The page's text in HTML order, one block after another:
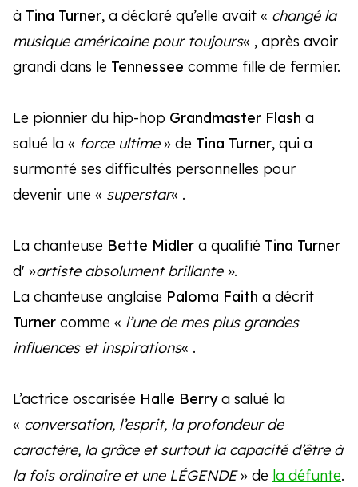
à Tina Turner, a déclaré qu’elle avait « changé la
musique américaine pour toujours« , après avoir
grandi dans le Tennessee comme fille de fermier.
Le pionnier du hip-hop Grandmaster Flash a
salué la « force ultime» de Tina Turner, qui a
surmonté ses difficultés personnelles pour
devenir une « superstar« .
La chanteuse Bette Midler a qualifié Tina Turner
d' »artiste absolument brillante ».
La chanteuse anglaise Paloma Faith a décrit
Turner comme « l’une de mes plus grandes
influences et inspirations« .
L’actrice oscarisée Halle Berrya salué la
« conversation, l’esprit, la profondeur de
caractère, la grâce et surtout la capacité d’être à
la fois ordinaire et une LÉGENDE» de la défunte.